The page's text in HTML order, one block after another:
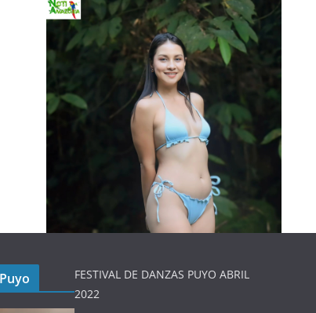
FESTIVAL DE DANZAS PUYO ABRIL
2022